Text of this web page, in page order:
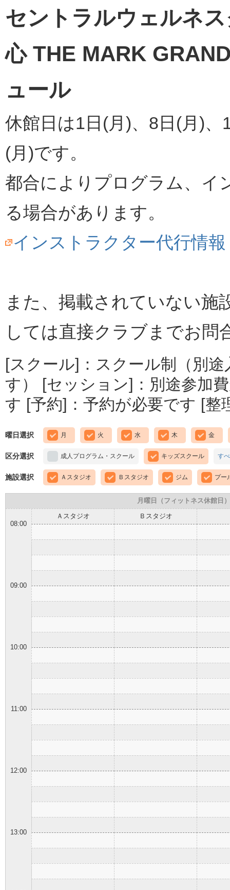
セントラルウェルネ
心 THE MARK
ュール
休館日は1日(月)、8日(月)
(月)です。
都合によりプログラム、イ
る場合があります。
インストラクター代行情報
また、掲載されていない施
しては直接クラブまでお問
[スクール]：スクール制（別
す） [セッション]：別途参加
す [予約]：予約が必要です [整
曜日選択 月 火 水 木 金
区分選択 成人プログラム・スクール キッズスクール す
施設選択 Ａスタジオ Ｂスタジオ ジム プー
月曜日（フィットネス休館日）
Ａスタジオ
Ｂスタジオ
08:00
09:00
10:00
11:00
12:00
13:00